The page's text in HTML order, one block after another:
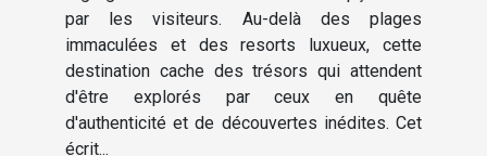
par les visiteurs. Au-delà des plages
immaculées et des resorts luxueux, cette
destination cache des trésors qui attendent
d'être explorés par ceux en quête
d'authenticité et de découvertes inédites. Cet
écrit...